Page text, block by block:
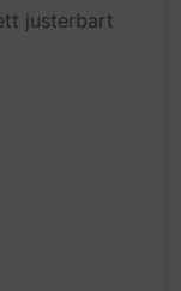
justerbart